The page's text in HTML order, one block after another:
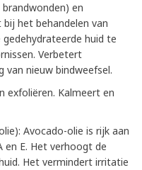
en
het behandelen van
gedehydrateerde huid te
Verbetert
van nieuw bindweefsel.
exfoliëren. Kalmeert en
Avocado-olie is rijk aan
en E. Het verhoogt de
Het vermindert irritatie